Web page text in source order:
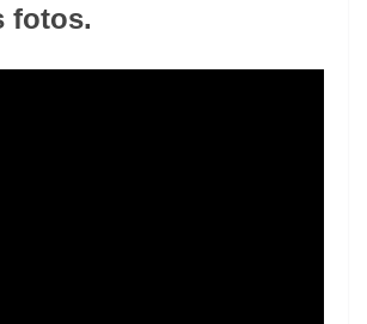
fotos.